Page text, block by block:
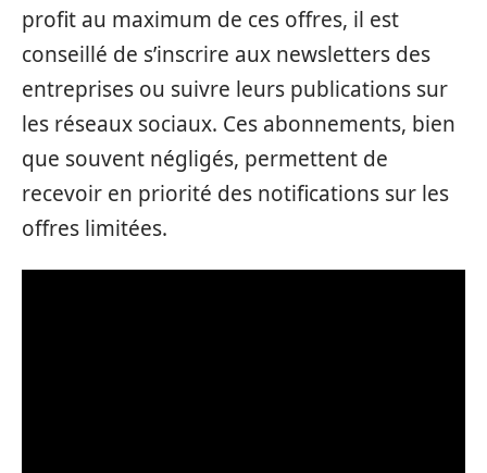
profit au maximum de ces offres, il est
conseillé de s’inscrire aux newsletters des
entreprises ou suivre leurs publications sur
les réseaux sociaux. Ces abonnements, bien
que souvent négligés, permettent de
recevoir en priorité des notifications sur les
offres limitées.